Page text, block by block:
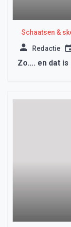
Schaatsen &
Redactie
Zo…. en dat is